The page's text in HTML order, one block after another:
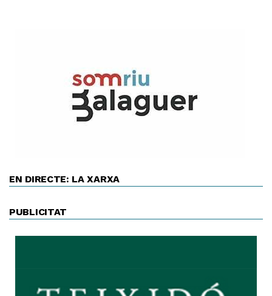
EN DIRECTE: LA XARXA
PUBLICITAT